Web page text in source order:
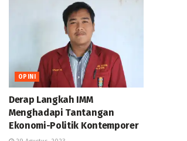
OPINI
Derap Langkah IMM
Menghadapi Tantangan
Ekonomi-Politik Kontemporer